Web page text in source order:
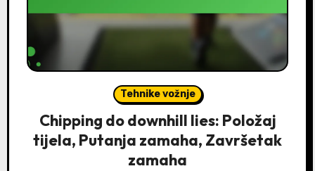
Tehnike vožnje
Chipping do downhill lies: Položaj
tijela, Putanja zamaha, Završetak
zamaha